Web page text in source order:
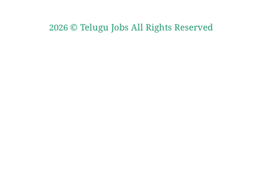
2026 © Telugu Jobs All Rights Reserved